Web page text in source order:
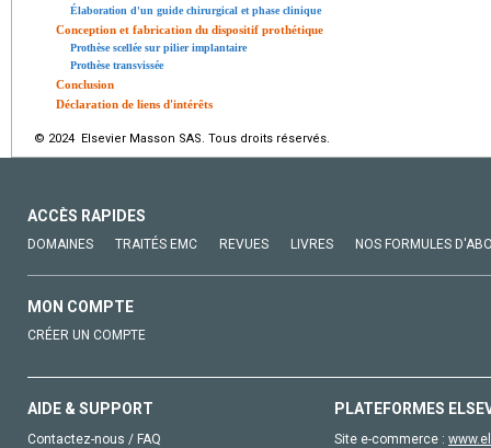
Élaboration d'un guide chirurgical et phase clinique
Conception et fabrication du dispositif prothétique
Prothèse scellée sur pilier implantaire
Prothèse transvissée
Conclusion
Déclaration de liens d'intérêts
© 2024 Elsevier Masson SAS. Tous droits réservés.
ACCÈS RAPIDES
DOMAINES TRAITÉS EMC REVUES LIVRES NOS FORMULES
MON COMPTE
CRÉER UN COMPTE
AIDE & SUPPORT
Contactez-nous / FAQ
PLATEFORMES
Site e-commerce :